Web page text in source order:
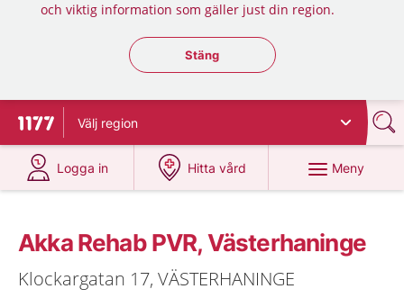
och viktig information som gäller just din region.
Stäng regionsväljaren
Stäng
Till startsidan för 1177
Välj region
Logga in
på 1177.se
Hitta vård
på 1177.se
Meny
Akka Rehab PVR, Västerhaninge
Klockargatan 17, VÄSTERHANINGE